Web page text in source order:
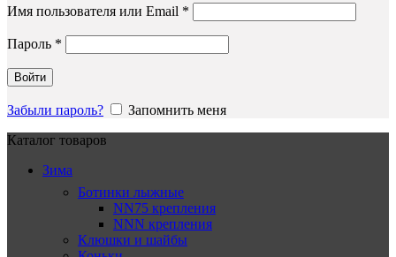
Имя пользователя или Email *
Пароль *
Войти
Забыли пароль?
Запомнить меня
Каталог товаров
Зима
Ботинки лыжные
NN75 крепления
NNN крепления
Клюшки и шайбы